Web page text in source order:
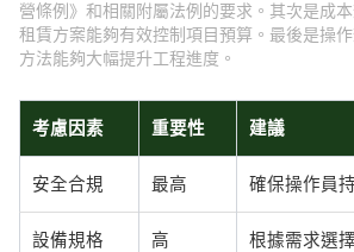
營條例》和相關附屬法例的要求。其次是成
租賃方案能夠有效控制項目預算。最後是操
方法能夠大幅提升工程進度。
考慮因素 重要性 建議
安全合規 最高 確保操作員
設備規格 高 根據需求選